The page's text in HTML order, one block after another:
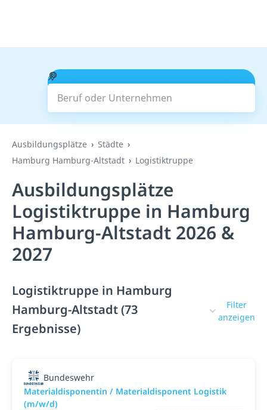
Beruf oder Unternehmen
Suchen
Ausbildungsplätze
Städte
Hamburg Hamburg-Altstadt
Logistiktruppe
Ausbildungsplätze
Logistiktruppe in Hamburg
Hamburg-Altstadt 2026 &
2027
Logistiktruppe in Hamburg
Hamburg-Altstadt (73
Ergebnisse)
Filter
anzeigen
Bundeswehr
Materialdisponentin / Materialdisponent Logistik
(m/w/d)